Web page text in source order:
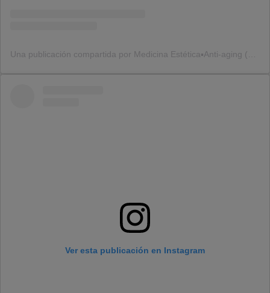
Ver esta publicación en Instagram